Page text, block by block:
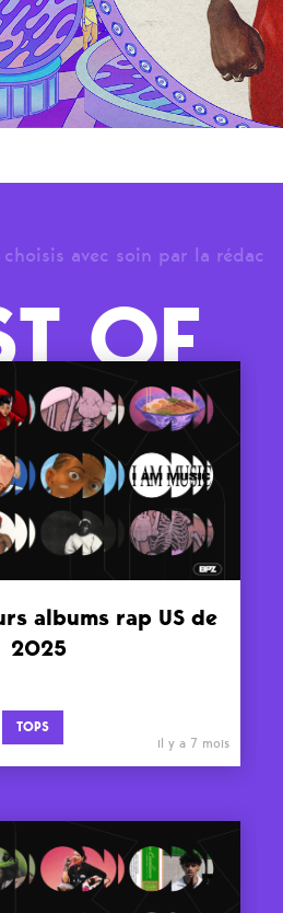
avec soin par la rédac
OF
albums rap US de
2025
TOPS
il y a 7 mois